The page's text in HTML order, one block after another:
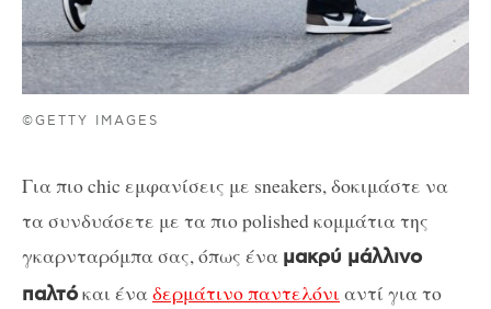
©GETTY IMAGES
Για πιο chic εμφανίσεις με sneakers, δοκιμάστε να
τα συνδυάσετε με τα πιο polished κομμάτια της
γκαρνταρόμπα σας, όπως ένα μακρύ μάλλινο
παλτόκαι έναδερμάτινο παντελόνι αντί για το